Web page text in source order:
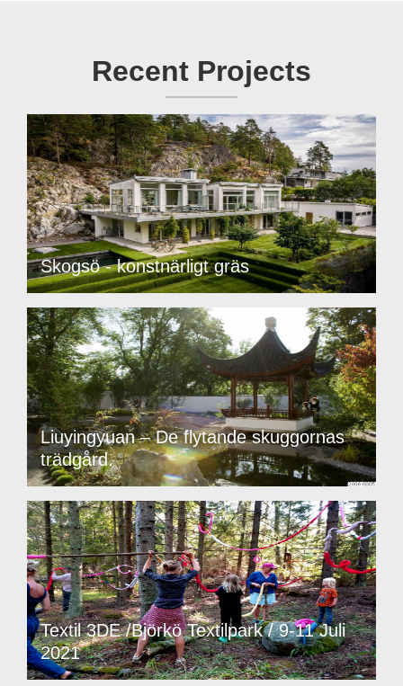
Recent Projects
Skogsö - konstnärligt gräs
Liuyingyuan – De flytande skuggornas
trädgård.
Textil 3DE /Björkö Textilpark / 9-11 Juli
2021